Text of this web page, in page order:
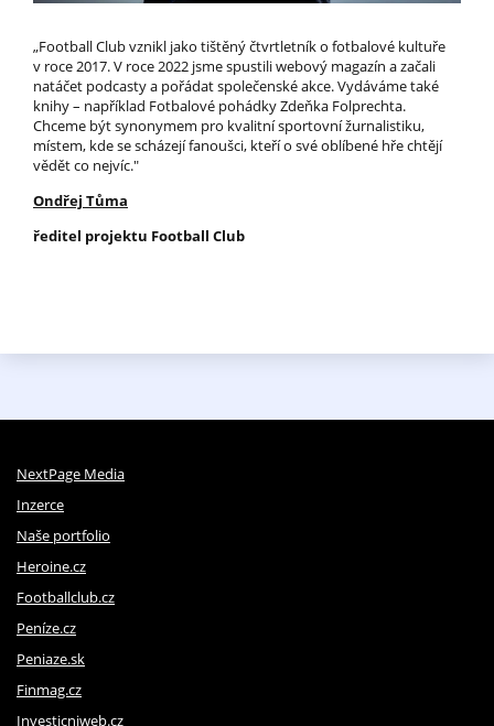
„Football Club vznikl jako tištěný čtvrtletník o fotbalové kultuře
v roce 2017. V roce 2022 jsme spustili webový magazín a začali
natáčet podcasty a pořádat společenské akce. Vydáváme také
knihy – například Fotbalové pohádky Zdeňka Folprechta.
Chceme být synonymem pro kvalitní sportovní žurnalistiku,
místem, kde se scházejí fanoušci, kteří o své oblíbené hře chtějí
vědět co nejvíc."
Ondřej Tůma
ředitel projektu Football Club
NextPage Media
Inzerce
Naše portfolio
Heroine.cz
Footballclub.cz
Peníze.cz
Peniaze.sk
Finmag.cz
Investicniweb.cz